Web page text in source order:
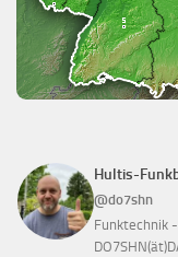
Hultis-
@do7shn
Funktechnik